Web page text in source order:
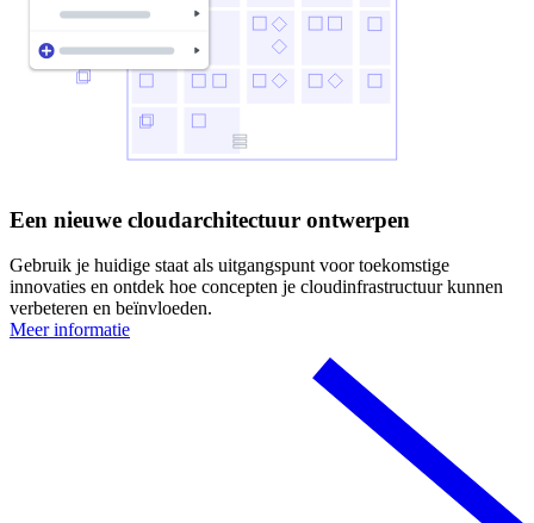
Een nieuwe cloudarchitectuur ontwerpen
Gebruik je huidige staat als uitgangspunt voor toekomstige
innovaties en ontdek hoe concepten je cloudinfrastructuur kunnen
verbeteren en beïnvloeden.
Meer informatie